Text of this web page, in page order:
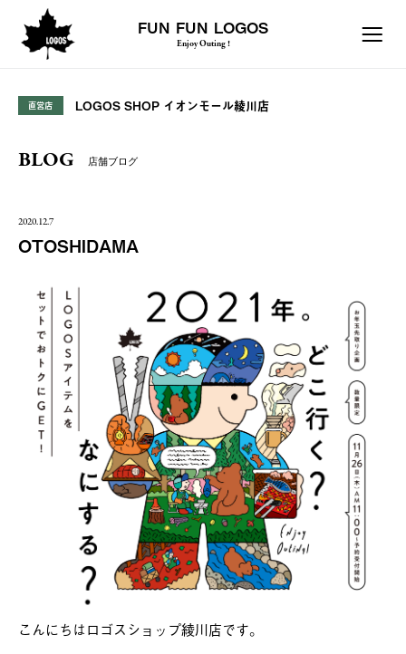
FUN FUN LOGOS
Enjoy Outing !
直営店 LOGOS SHOP イオンモール綾川店
BLOG 店舗ブログ
2020.12.7
OTOSHIDAMA
こんにちはロゴスショップ綾川店です。